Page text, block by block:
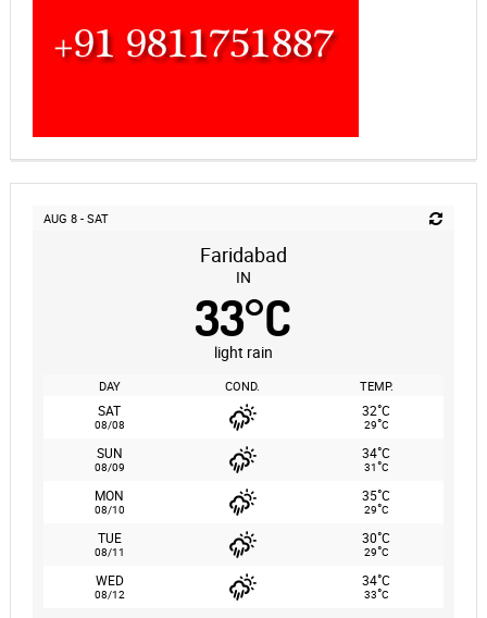
AUG 8 - SAT
Faridabad
IN
33°C
light rain
DAY COND. TEMP.
SAT
08/08
32°C
29°C
SUN
08/09
34°C
31°C
MON
08/10
35°C
29°C
TUE
08/11
30°C
29°C
WED
08/12
34°C
33°C